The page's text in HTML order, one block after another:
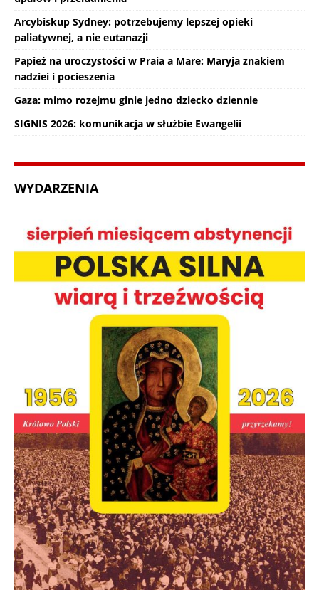
Arcybiskup Sydney: potrzebujemy lepszej opieki
paliatywnej, a nie eutanazji
Papież na uroczystości w Praia a Mare: Maryja znakiem
nadziei i pocieszenia
Gaza: mimo rozejmu ginie jedno dziecko dziennie
SIGNIS 2026: komunikacja w służbie Ewangelii
WYDARZENIA